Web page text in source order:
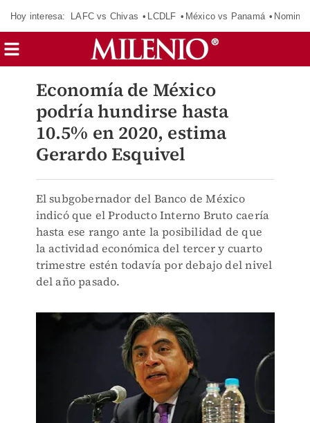
Hoy interesa: LAFC vs Chivas LCDLF México vs Panamá
Economía de México
podría hundirse hasta
10.5% en 2020, estima
Gerardo Esquivel
El subgobernador del Banco de México
indicó que el Producto Interno Bruto caería
hasta ese rango ante la posibilidad de que
la actividad económica del tercer y cuarto
trimestre estén todavía por debajo del nivel
del año pasado.